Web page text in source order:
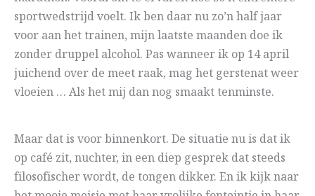
sportwedstrijd voelt. Ik ben daar nu zo’n half jaar
voor aan het trainen, mijn laatste maanden doe ik
zonder druppel alcohol. Pas wanneer ik op 14 april
juichend over de meet raak, mag het gerstenat weer
vloeien … Als het mij dan nog smaakt tenminste.
Maar dat is voor binnenkort. De situatie nu is dat ik
op café zit, nuchter, in een diep gesprek dat steeds
filosofischer wordt, de tongen dikker. En ik kijk naar